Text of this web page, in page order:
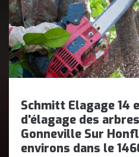
Schmitt Elagage 14
d'élagage des
Gonneville Sur
environs dans le